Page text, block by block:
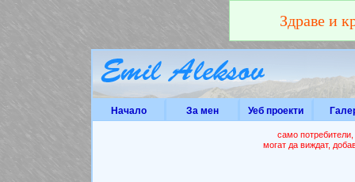
Здраве и
Начало За мен Уеб проекти
само
могат да виждат,